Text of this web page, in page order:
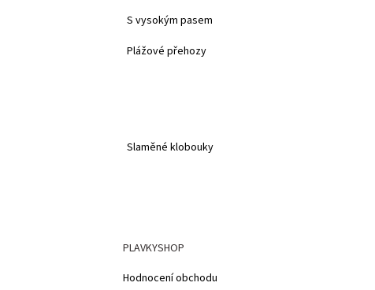
S vysokým pasem
Plážové přehozy
Slaměné klobouky
PLAVKYSHOP
Hodnocení obchodu